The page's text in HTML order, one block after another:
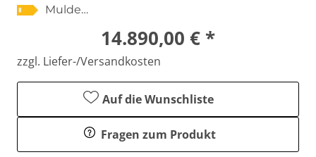
Muldenlüfter
14.890,00 € *
zzgl. Liefer-/Versandkosten
Auf die Wunschliste
Fragen zum Produkt